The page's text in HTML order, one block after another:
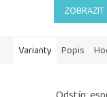
ZOBRAZIT
Varianty Popis